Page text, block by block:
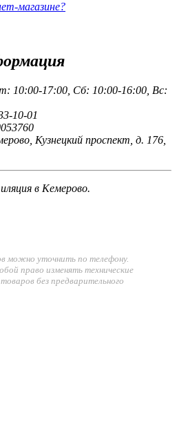
магазине?
10:00-17:00, Сб: 10:00-16:00, Вс:
10-01
Кузнецкий проспект, д. 176,
в Кемерово.
можно уточнить по телефону.
право изменять технические
без предварительного